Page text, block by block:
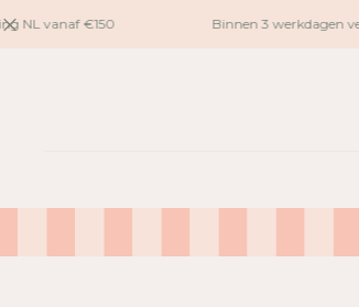
naar
NL vanaf €150 Binnen 3 werkdagen